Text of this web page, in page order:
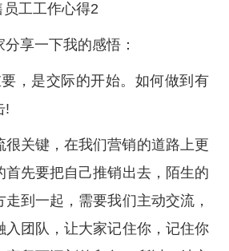
工工作心得2
享一下我的感悟：
，是交际的开始。如何做到有
!
很关键，在我们营销的道路上更
首先要把自己推销出去，陌生的
走到一起，需要我们主动交流，
入团队，让大家记住你，记住你